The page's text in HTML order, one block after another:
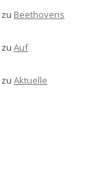
zu Beethovens
zu Auf
zu Aktuelle